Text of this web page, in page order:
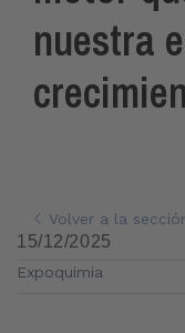
nuestra
Volver a la
15/12/2025
Expoquimia